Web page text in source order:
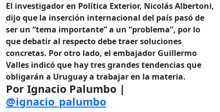
El investigador en Política Exterior, Nicolás Albertoni,
dijo que la inserción internacional del país pasó de
ser un “tema importante” a un “problema”, por lo
que debatir al respecto debe traer soluciones
concretas. Por otro lado, el embajador Guillermo
Valles indicó que hay tres grandes tendencias que
obligarán a Uruguay a trabajar en la materia.
Por Ignacio Palumbo |
@ignacio_palumbo